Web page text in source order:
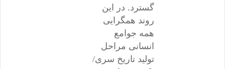
گسترد. در این
روند همگرایی
همه جوامع
انسانی مراحل
تولید تاریخ سری/